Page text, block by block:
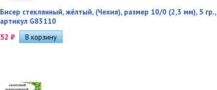
Бисер стеклянный, жёлтый, (Чехия), размер 10/0 (2,3 мм), 5 гр.,
артикул G83110
52 ₽